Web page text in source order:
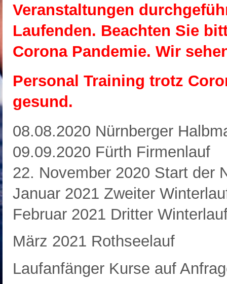
Veranstaltungen
Laufenden. Beachten Sie
Corona Pandemie. Wir
Personal Training trotz
gesund.
08.08.2020 Nürnberger
09.09.2020 Fürth Firmenlauf
22. November 2020 Start der
Januar 2021 Zweiter
Februar 2021 Dritter
März 2021 Rothseelauf
Laufanfänger Kurse auf